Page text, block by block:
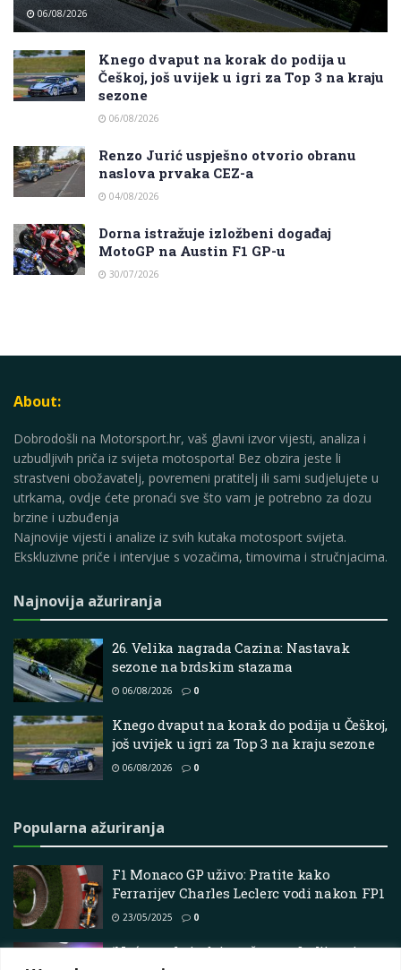
06/08/2026
Knego dvaput na korak do podija u
Češkoj, još uvijek u igri za Top 3 na kraju
sezone
06/08/2026
Renzo Jurić uspješno otvorio obranu
naslova prvaka CEZ-a
04/08/2026
Dorna istražuje izložbeni događaj
MotoGP na Austin F1 GP-u
30/07/2026
About:
Dobrodošli na Motorsport.hr, vaš glavni izvor vijesti, analiza i
uzbudljivih priča iz svijeta motosporta! Bez obzira jeste li
strastveni obožavatelj, povremeni pratitelj ili sami sudjelujete u
utrkama, ovdje ćete pronaći sve što vam je potrebno za dozu
brzine i uzbuđenja
Najnovije vijesti i analize iz svih kutaka motosport svijeta.
Ekskluzivne priče i intervjue s vozačima, timovima i stručnjacima.
Najnovija ažuriranja
26. Velika nagrada Cazina: Nastavak
sezone na brdskim stazama
06/08/2026 0
Knego dvaput na korak do podija u Češkoj,
još uvijek u igri za Top 3 na kraju sezone
06/08/2026 0
Popularna ažuriranja
F1 Monaco GP uživo: Pratite kako
Ferrarijev Charles Leclerc vodi nakon FP1
23/05/2025 0
‘Noć prvaka’ odaje počast najboljima iz